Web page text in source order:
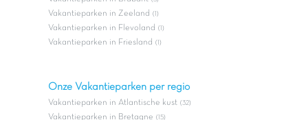
Vakantieparken in Zeeland (1)
Vakantieparken in Flevoland (1)
Vakantieparken in Friesland (1)
Onze Vakantieparken per regio
Vakantieparken in Atlantische kust (32)
Vakantieparken in Bretagne (15)